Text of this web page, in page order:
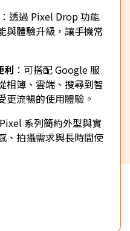
：透過 Pixel Drop 功能
與體驗升級，讓手機常
利 ：可搭配 Google 服
相簿、雲端、搜尋到智
更流暢的使用體驗。
系列簡約外型與實
、拍攝需求與長時間使